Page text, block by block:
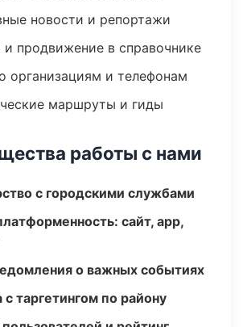
новости и репортажи
и продвижение в справочнике
организациям и телефонам
маршруты и гиды
работы с нами
с городскими службами
сайт, app,
о важных событиях
с таргетингом по району